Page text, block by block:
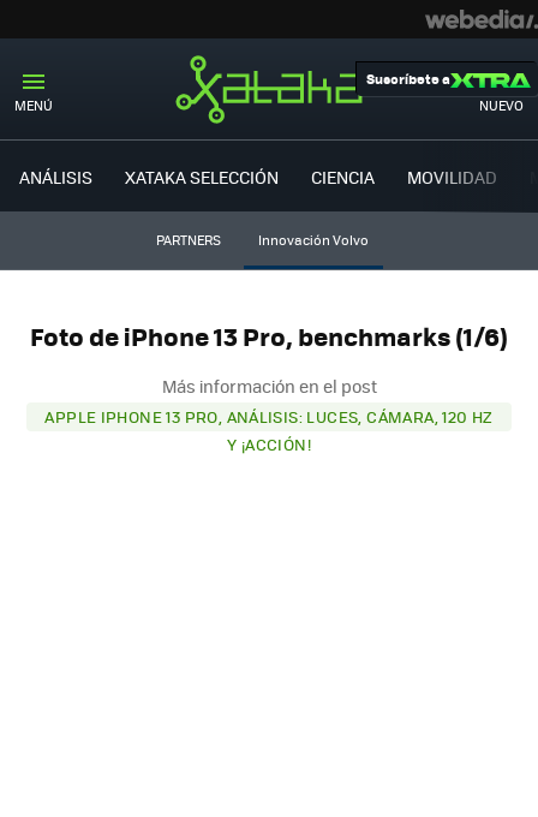
MENÚ NUEVO
Suscríbete a
ANÁLISIS XATAKA SELECCIÓN CIENCIA MOVILIDAD
PARTNERS Innovación Volvo
Foto de iPhone 13 Pro, benchmarks (1/6)
Más información en el post
APPLE IPHONE 13 PRO, ANÁLISIS: LUCES, CÁMARA, 120 HZ
Y ¡ACCIÓN!